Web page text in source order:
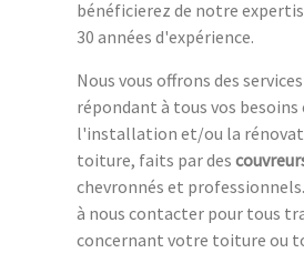
bénéficierez de notre
30 années d'expérience.
Nous vous offrons des
répondant à tous vos
l'installation et/ou la
toiture, faits par des
chevronnés et
à nous contacter pour tous
concernant votre toiture ou